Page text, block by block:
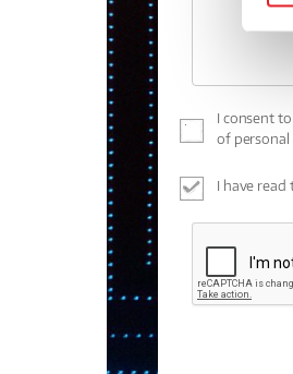
I consent
of
I have read